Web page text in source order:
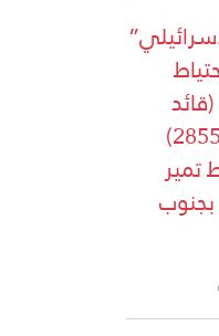
سرية في الكتيبة 2855)
تمير